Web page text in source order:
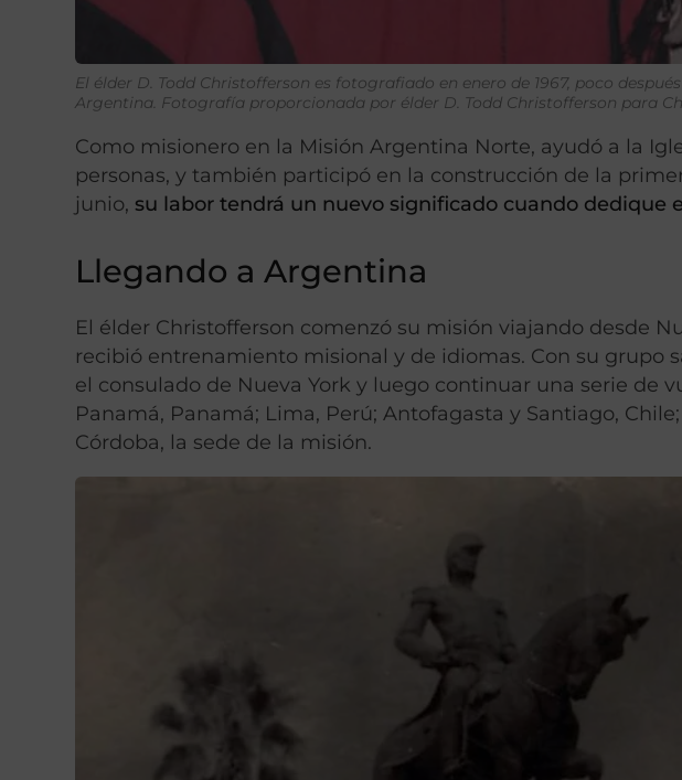
El élder D. Todd Christofferson es fotografiado en enero de 1967, poco
Argentina. Fotografía proporcionada por élder D. Todd Christofferson para
Como misionero en la Misión Argentina Norte, ayudó a la
personas, y también participó en la construcción de la
junio, su labor tendrá un nuevo significado cuando dedique
Llegando a Argentina
El élder Christofferson comenzó su misión viajando desde
recibió entrenamiento misional y de idiomas. Con su grupo
el consulado de Nueva York y luego continuar una serie de
Panamá, Panamá; Lima, Perú; Antofagasta y Santiago,
Córdoba, la sede de la misión.